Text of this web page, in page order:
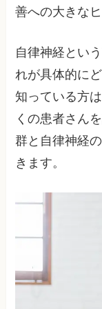
善への大きな
自律神経とい
れが具体的に
知っている方
くの患者さん
群と自律神経
きます。